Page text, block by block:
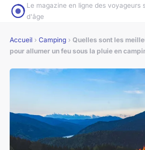
Le magazine en ligne des voyageurs
d'âge
Accueil › Camping › Quelles sont les
pour allumer un feu sous la pluie en